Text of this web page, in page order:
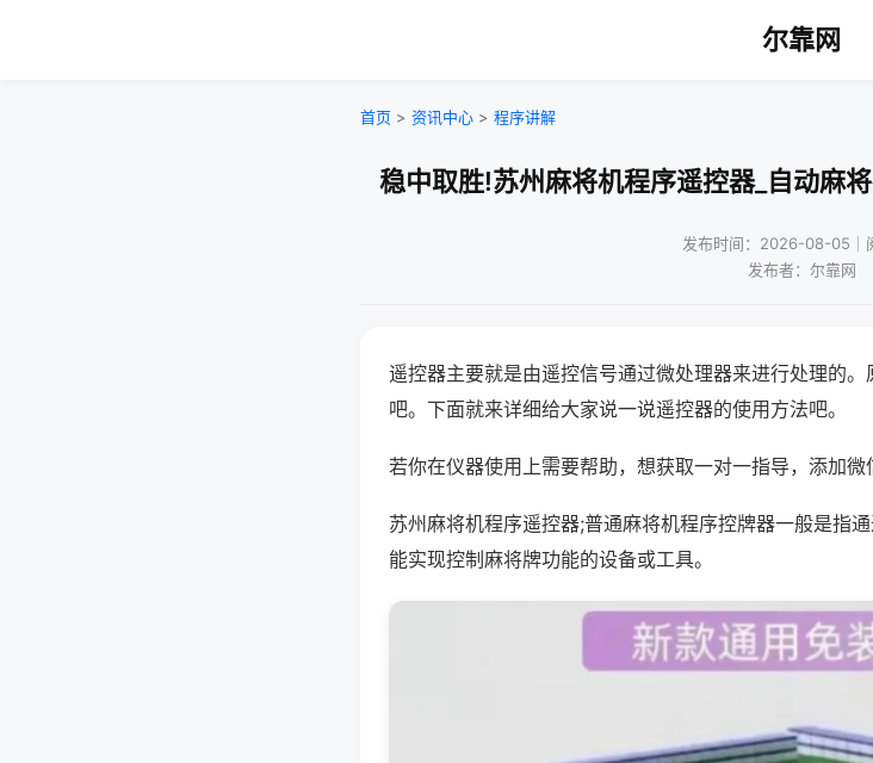
尔靠网
首页 > 资讯中心 > 程序讲解
稳中取胜!苏州麻将机程序遥控器_自动麻
发布时间：2026-08-05｜
发布者：尔靠网
遥控器主要就是由遥控信号通过微处理器来进行处理的
吧。下面就来详细给大家说一说遥控器的使用方法吧。
若你在仪器使用上需要帮助，想获取一对一指导，添加微
苏州麻将机程序遥控器;普通麻将机程序控牌器一般是指
能实现控制麻将牌功能的设备或工具。